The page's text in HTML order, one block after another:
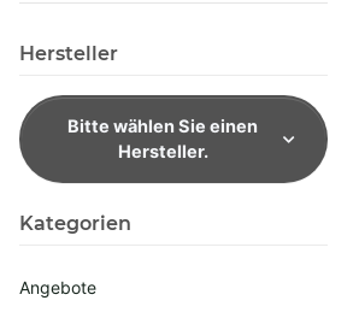
Hersteller
Bitte wählen Sie einen
Hersteller.
Kategorien
Angebote